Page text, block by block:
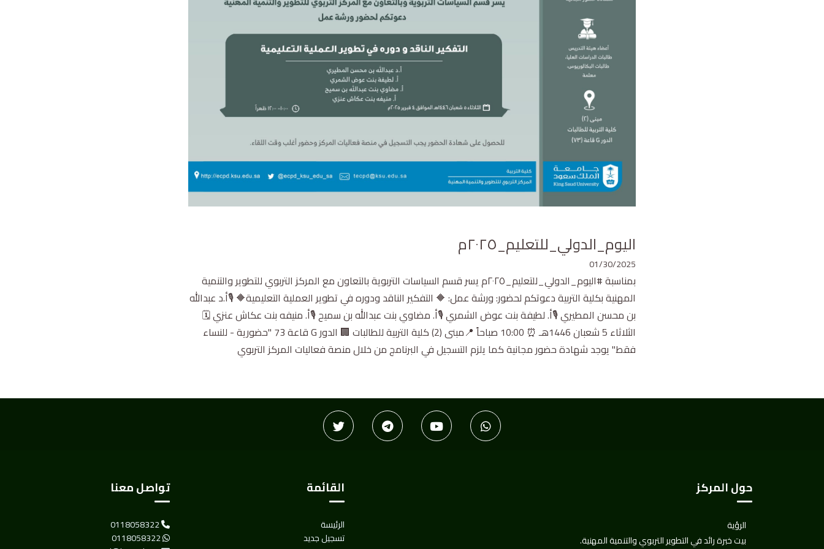
اليوم_الدولي_للتعليم_٢٠٢٥م
01/30/2025
بمناسبة #اليوم_الدولي_للتعليم_٢٠٢٥م يسر قسم السياسات التربوية بالتعاون مع المركز التربوي للتطوير والتنمية
المهنية بكلية التربية دعوتكم لحضور: ورشة عمل: 🔶 التفكير الناقد ودوره في تطوير العملية التعليمية🔶 🎙أ.د عبدالله
بن محسن المطيري 🎙أ. لطيفة بنت عوض الشمري 🎙أ. مضاوي بنت عبدالله بن سميح 🎙أ. منيفه بنت عكاش عنزي 🗓
الثلاثاء 5 شعبان 1446هـ ⏰ 10:00 صباحاً 📍مبنى (2) كلية التربية للطالبات 🏢 الدور G قاعة 73 "حضورية - للنساء
فقط" يوجد شهادة حضور مجانية كما يلزم التسجيل في البرنامج من خلال منصة فعاليات المركز التربوي
تواصل معنا القائمة
الرئيسة
تسجيل جديد
حول المركز
الرؤية
بيت خبرة رائد في التطوير التربوي والتنمية المهنية.